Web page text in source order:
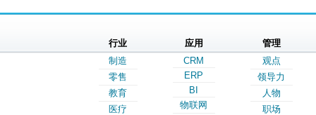
行业
制造
零售
教育
医疗
应用
CRM
ERP
BI
物联网
管理
观点
领导力
人物
职场